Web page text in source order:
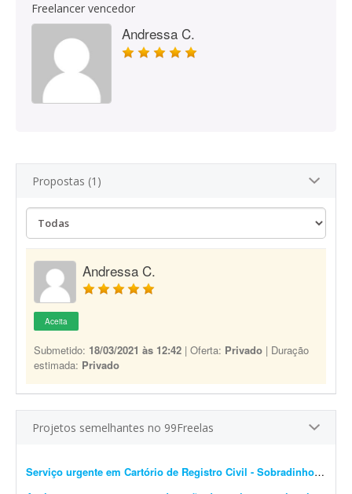
Freelancer vencedor
Andressa C.
Propostas (1)
Andressa C.
Aceita
Submetido: 18/03/2021 às 12:42 | Oferta: Privado | Duração
estimada: Privado
Projetos semelhantes no 99Freelas
Serviço urgente em Cartório de Registro Civil - Sobradinho/DF